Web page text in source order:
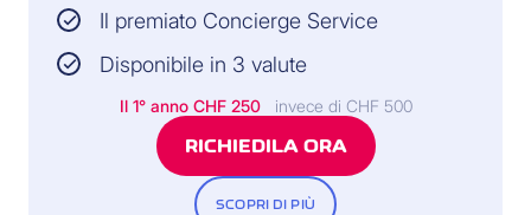
Il premiato Concierge Service
Disponibile in 3 valute
Il 1° anno CHF 250 invece di CHF 500
RICHIEDILA ORA
SCOPRI DI PIÙ